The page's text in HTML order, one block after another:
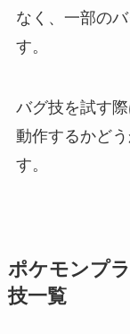
なく、一部の
す。
バグ技を試す
動作するかど
す。
ポケモンプ
技一覧